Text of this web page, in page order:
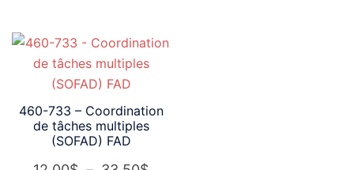
12,00$
à
460-733 – Coordination
de tâches multiples
(SOFAD) FAD